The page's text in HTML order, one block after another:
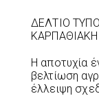
ΔΕΛΤΙΟ
Η αποτυχία
βελτίωση
έλλειψη